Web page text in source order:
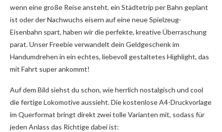
wenn eine große Reise ansteht, ein Städtetrip per Bahn geplant
ist oder der Nachwuchs eisern auf eine neue Spielzeug-
Eisenbahn spart, haben wir die perfekte, kreative Überraschung
parat. Unser Freebie verwandelt dein Geldgeschenk im
Handumdrehen in ein echtes, liebevoll gestaltetes Highlight, das
mit Fahrt super ankommt!
Auf dem Bild siehst du schon, wie herrlich nostalgisch und cool
die fertige Lokomotive aussieht. Die kostenlose A4-Druckvorlage
im Querformat bringt direkt zwei tolle Varianten mit, sodass für
jeden Anlass das Richtige dabei ist: